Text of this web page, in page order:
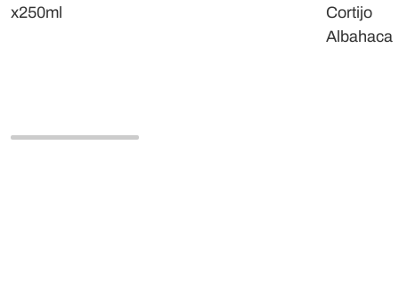
x250ml
Cortijo
Albahaca